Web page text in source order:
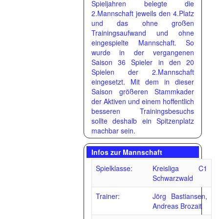
Spieljahren belegte die
2.Mannschaft jeweils den 4.Platz
und das ohne großen
Trainingsaufwand und ohne
eingespielte Mannschaft. So
wurde in der vergangenen
Saison 36 Spieler in den 20
Spielen der 2.Mannschaft
eingesetzt. Mit dem in dieser
Saison größeren Stammkader
der Aktiven und einem hoffentlich
besseren Trainingsbesuchs
sollte deshalb ein Spitzenplatz
machbar sein.
Infos zur Mannschaft
Spielklasse:
Kreisliga C1
Schwarzwald
Trainer:
Jörg Bastiansen,
Andreas Brozait